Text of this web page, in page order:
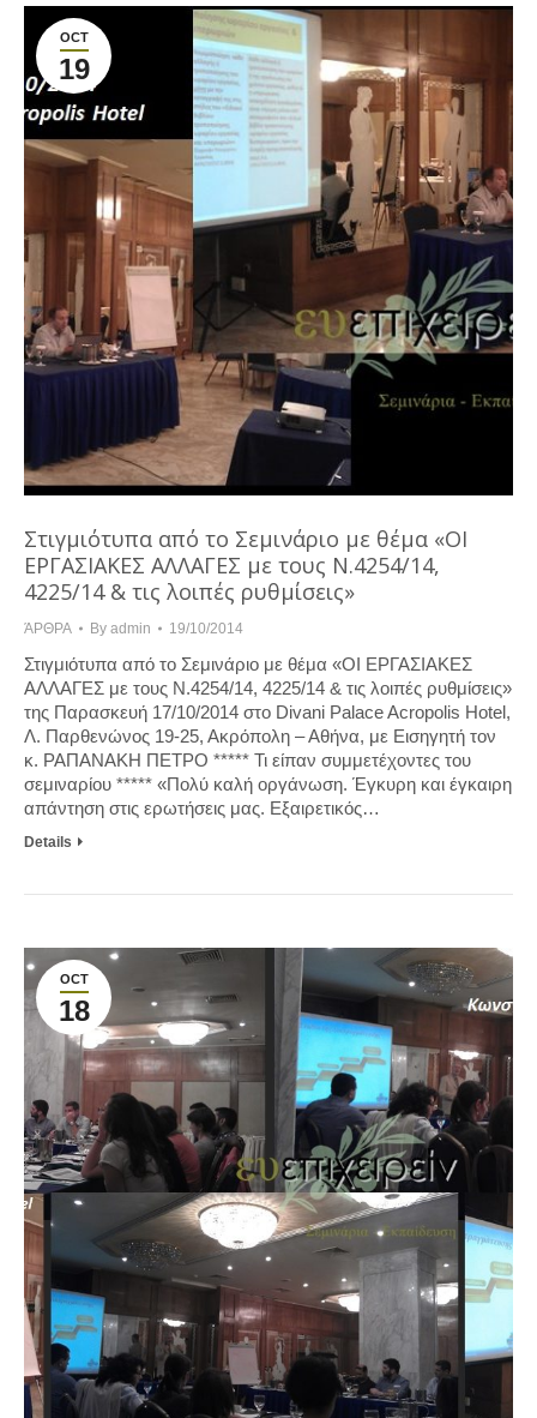
OCT
19
Στιγμιότυπα από το Σεμινάριο με θέμα «ΟΙ
ΕΡΓΑΣΙΑΚΕΣ ΑΛΛΑΓΕΣ με τους Ν.4254/14,
4225/14 & τις λοιπές ρυθμίσεις»
ΆΡΘΡΑ By admin 19/10/2014
Στιγμιότυπα από το Σεμινάριο με θέμα «ΟΙ ΕΡΓΑΣΙΑΚΕΣ
ΑΛΛΑΓΕΣ με τους Ν.4254/14, 4225/14 & τις λοιπές ρυθμίσεις»
της Παρασκευή 17/10/2014 στο Divani Palace Acropolis Hotel,
Λ. Παρθενώνος 19-25, Ακρόπολη – Αθήνα, με Εισηγητή τον
κ. ΡΑΠΑΝΑΚΗ ΠΕΤΡΟ ***** Τι είπαν συμμετέχοντες του
σεμιναρίου ***** «Πολύ καλή οργάνωση. Έγκυρη και έγκαιρη
απάντηση στις ερωτήσεις μας. Εξαιρετικός…
Details
OCT
18